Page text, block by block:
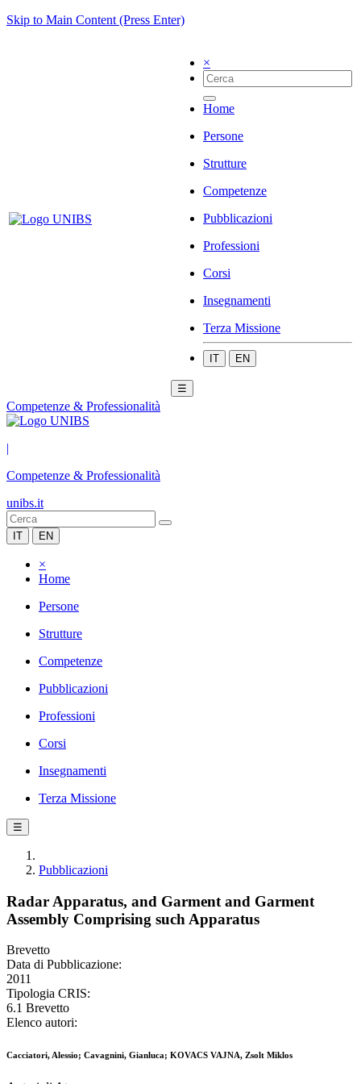
Skip to Main Content (Press Enter)
×
Home
Persone
Strutture
Competenze
Pubblicazioni
Professioni
Corsi
Insegnamenti
Terza Missione
IT EN
☰
Competenze & Professionalità
|
Competenze & Professionalità
unibs.it
IT EN
×
Home
Persone
Strutture
Competenze
Pubblicazioni
Professioni
Corsi
Insegnamenti
Terza Missione
☰
Pubblicazioni
Radar Apparatus, and Garment and Garment
Assembly Comprising such Apparatus
Brevetto
Data di Pubblicazione:
2011
Tipologia CRIS:
6.1 Brevetto
Elenco autori:
Cacciatori, Alessio; Cavagnini, Gianluca; KOVACS VAJNA, Zsolt Miklos